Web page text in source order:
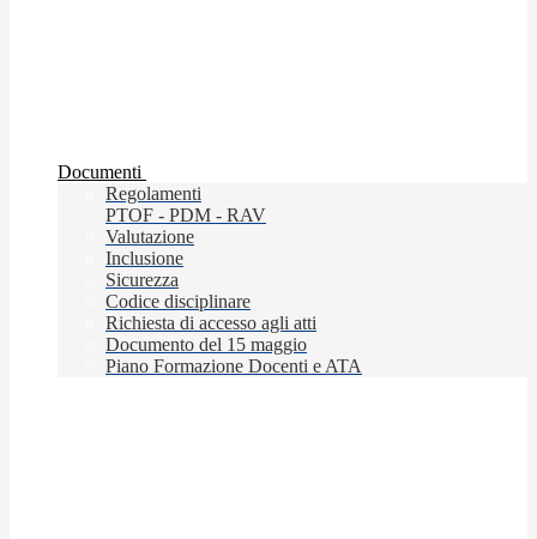
Documenti
Regolamenti
PTOF - PDM - RAV
Valutazione
Inclusione
Sicurezza
Codice disciplinare
Richiesta di accesso agli atti
Documento del 15 maggio
Piano Formazione Docenti e ATA